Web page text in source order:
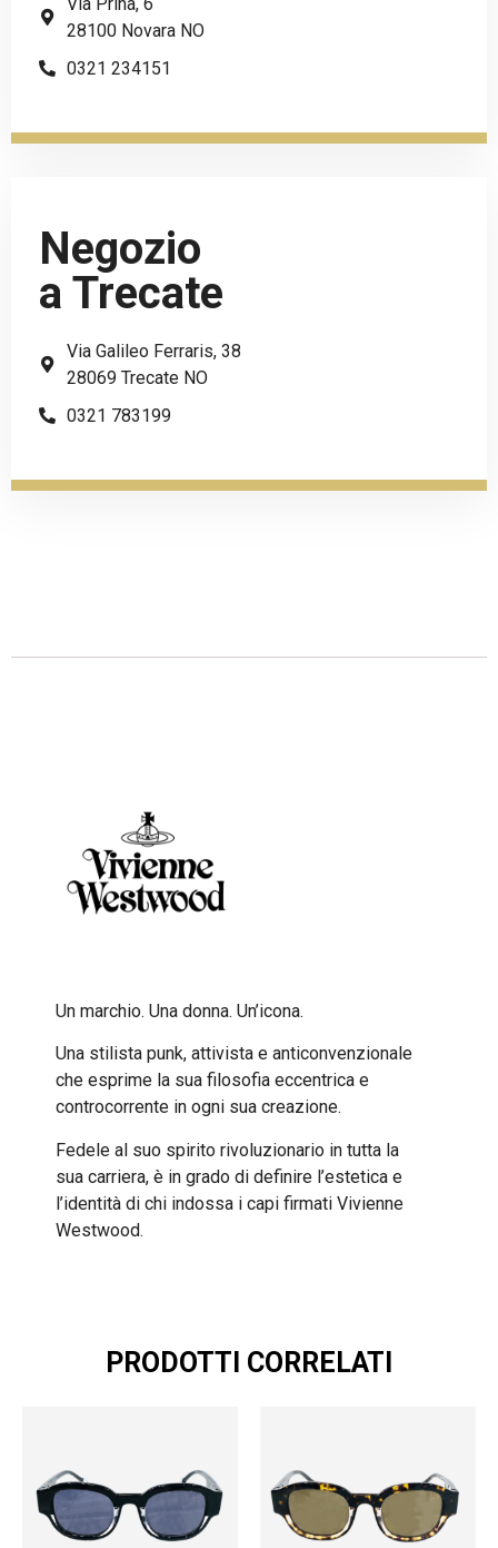
28100 Novara NO
0321 234151
Negozio
a Trecate
Via Galileo Ferraris, 38
28069 Trecate NO
0321 783199
Un marchio. Una donna. Un’icona.
Una stilista punk, attivista e anticonvenzionale
che esprime la sua filosofia eccentrica e
controcorrente in ogni sua creazione.
Fedele al suo spirito rivoluzionario in tutta la
sua carriera, è in grado di definire l’estetica e
l’identità di chi indossa i capi firmati Vivienne
Westwood.
PRODOTTI CORRELATI